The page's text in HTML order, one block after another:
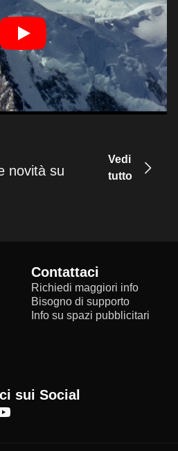
novità su
Vedi
tutto
Contattaci
Richiedi maggiori info
Bisogno di supporto
Info su spazi pubblicitari
sui Social